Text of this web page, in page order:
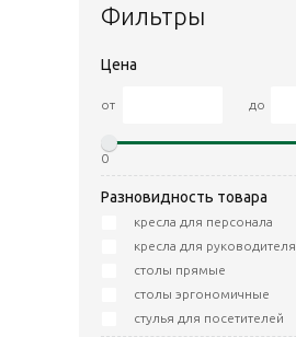
Фильтры
Цена
от до
0
Разновидность товара
кресла для персонала
кресла для руководителя
столы прямые
столы эргономичные
стулья для посетителей